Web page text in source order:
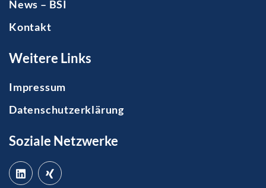
News – BSI
Kontakt
Weitere Links
Impressum
Datenschutzerklärung
Soziale Netzwerke